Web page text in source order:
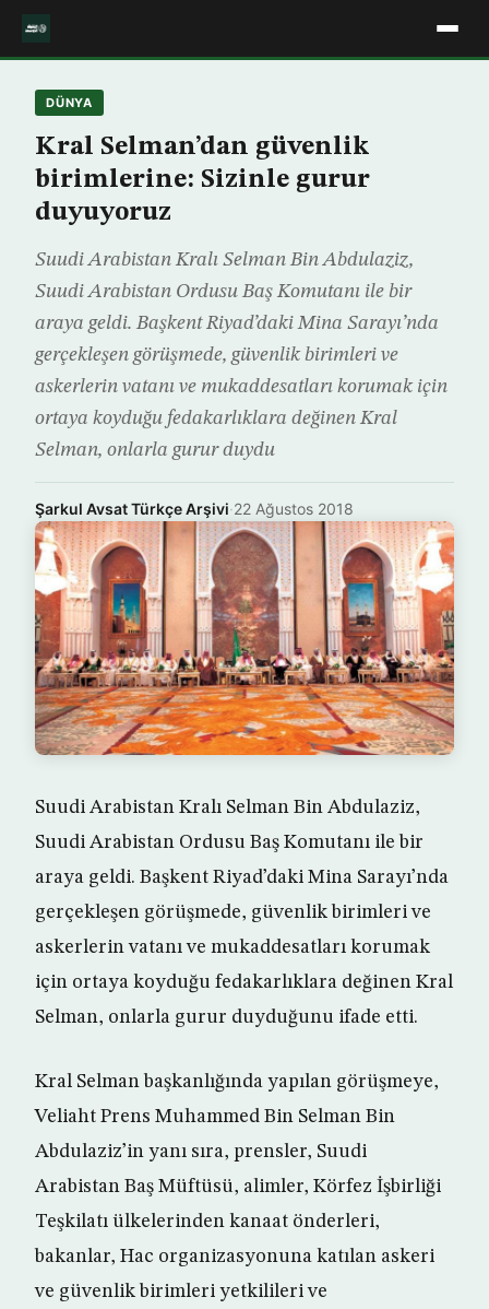
DÜNYA
Kral Selman’dan güvenlik
birimlerine: Sizinle gurur
duyuyoruz
Suudi Arabistan Kralı Selman Bin Abdulaziz,
Suudi Arabistan Ordusu Baş Komutanı ile bir
araya geldi. Başkent Riyad’daki Mina Sarayı’nda
gerçekleşen görüşmede, güvenlik birimleri ve
askerlerin vatanı ve mukaddesatları korumak için
ortaya koyduğu fedakarlıklara değinen Kral
Selman, onlarla gurur duydu
Şarkul Avsat Türkçe Arşivi·22 Ağustos 2018
Suudi Arabistan Kralı Selman Bin Abdulaziz,
Suudi Arabistan Ordusu Baş Komutanı ile bir
araya geldi. Başkent Riyad’daki Mina Sarayı’nda
gerçekleşen görüşmede, güvenlik birimleri ve
askerlerin vatanı ve mukaddesatları korumak
için ortaya koyduğu fedakarlıklara değinen Kral
Selman, onlarla gurur duyduğunu ifade etti.
Kral Selman başkanlığında yapılan görüşmeye,
Veliaht Prens Muhammed Bin Selman Bin
Abdulaziz’in yanı sıra, prensler, Suudi
Arabistan Baş Müftüsü, alimler, Körfez İşbirliği
Teşkilatı ülkelerinden kanaat önderleri,
bakanlar, Hac organizasyonuna katılan askeri
ve güvenlik birimleri yetkilileri ve